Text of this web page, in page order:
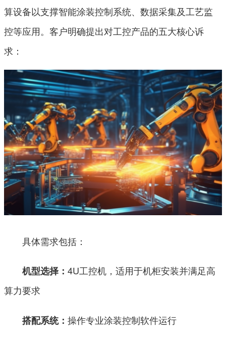
算设备以支撑智能涂装控制系统、数据采集及工艺监
控等应用。客户明确提出对工控产品的五大核心诉
求：
具体需求包括：
机型选择：4U工控机，适用于机柜安装并满足高
算力要求
搭配系统：操作专业涂装控制软件运行